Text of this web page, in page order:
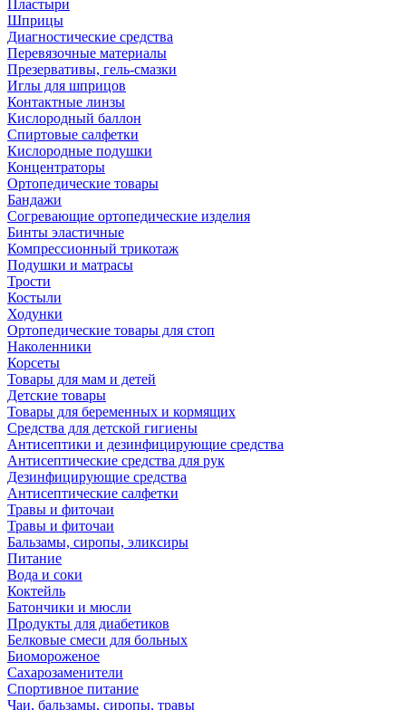
Пластыри
Шприцы
Диагностические средства
Перевязочные материалы
Презервативы, гель-смазки
Иглы для шприцов
Контактные линзы
Кислородный баллон
Спиртовые салфетки
Кислородные подушки
Концентраторы
Ортопедические товары
Бандажи
Согревающие ортопедические изделия
Бинты эластичные
Компрессионный трикотаж
Подушки и матрасы
Трости
Костыли
Ходунки
Ортопедические товары для стоп
Наколенники
Корсеты
Товары для мам и детей
Детские товары
Товары для беременных и кормящих
Средства для детской гигиены
Антисептики и дезинфицирующие средства
Антисептические средства для рук
Дезинфицирующие средства
Антисептические салфетки
Травы и фиточаи
Травы и фиточаи
Бальзамы, сиропы, эликсиры
Питание
Вода и соки
Коктейль
Батончики и мюсли
Продукты для диабетиков
Белковые смеси для больных
Биомороженое
Сахарозаменители
Спортивное питание
Чаи, бальзамы, сиропы, травы